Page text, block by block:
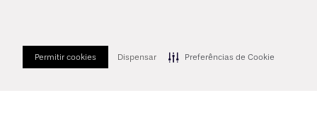
Permitir cookies Dispensar Preferências de Cookie
Cadastrar!